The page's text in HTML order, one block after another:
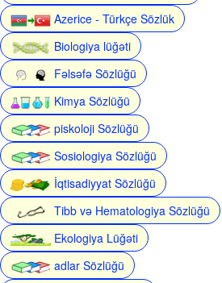
Azerice - Türkçe Sözlük
Biologiya lüğəti
Fəlsəfə Sözlüğü
Kimya Sözlüğü
piskoloji Sözlüğü
Sosiologiya Sözlüğü
İqtisadiyyat Sözlüğü
Tibb və Hematologiya Sözlüğü
Ekologiya Lüğəti
adlar Sözlüğü